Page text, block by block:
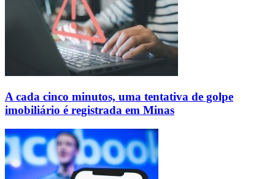
A cada cinco minutos, uma tentativa de golpe
imobiliário é registrada em Minas